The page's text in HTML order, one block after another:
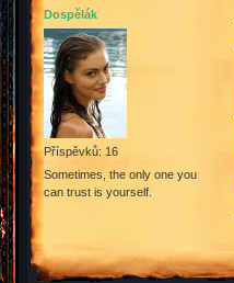
Dospělák
Příspěvků: 16
Sometimes, the only one you
can trust is yourself.